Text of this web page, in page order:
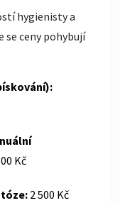
hygienisty a
se ceny pohybují
Kč
2 500 Kč